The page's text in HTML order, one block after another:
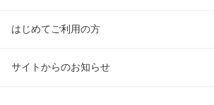
はじめてご利用の方
サイトからのお知らせ